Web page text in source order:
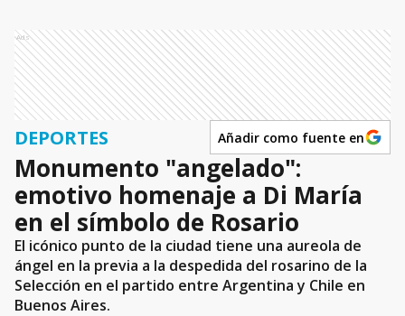
Ads
DEPORTES Añadir como fuente en
Monumento "angelado":
emotivo homenaje a Di María
en el símbolo de Rosario
El icónico punto de la ciudad tiene una aureola de
ángel en la previa a la despedida del rosarino de la
Selección en el partido entre Argentina y Chile en
Buenos Aires.